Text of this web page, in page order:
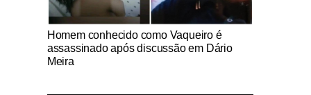
Notícias Católicas
Homem conhecido como Vaqueiro é
assassinado após discussão em Dário
Meira